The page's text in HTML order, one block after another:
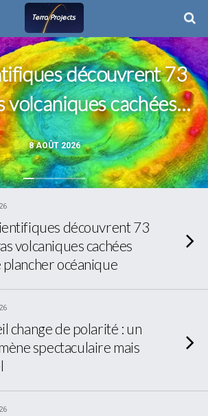
8 AOÛT 2026
découvrent 73
volcaniques cachées
plancher océanique
découvrent 73
volcaniques cachées
plancher océanique
change de polarité : un
spectaculaire mais